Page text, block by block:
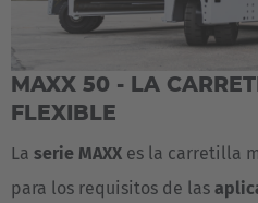
Česká republika
Cesko
Deutsch
MAXX 50 - LA
FLEXIBLE
La serie MAXX es la carretilla
para los requisitos de las